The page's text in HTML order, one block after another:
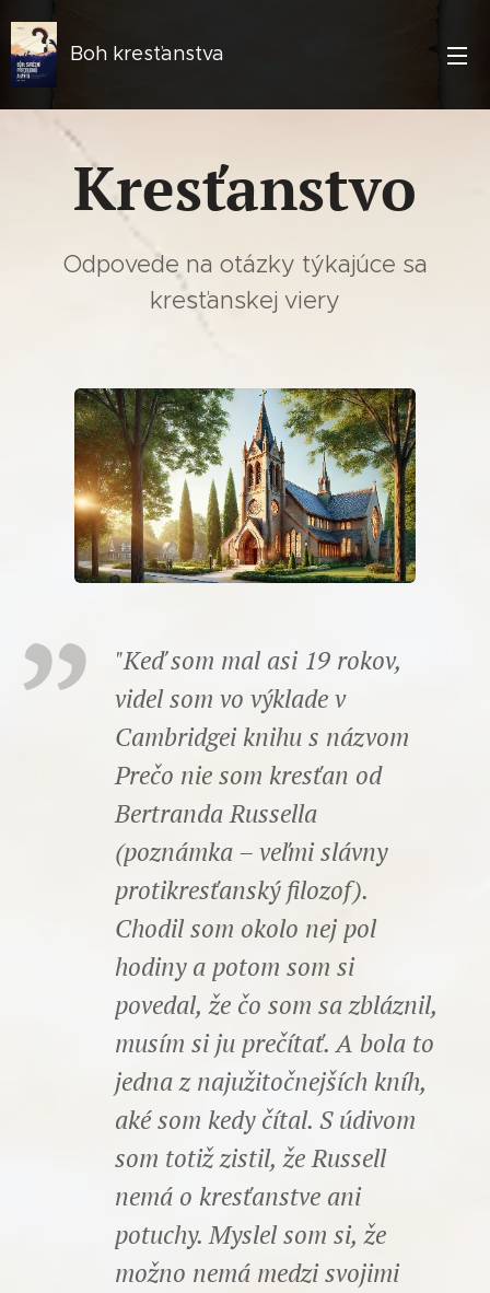
Boh kresťanstva
Kresťanstvo
Odpovede na otázky týkajúce sa
kresťanskej viery
"Keď som mal asi 19 rokov,
videl som vo výklade v
Cambridgei knihu s názvom
Prečo nie som kresťan od
Bertranda Russella
(poznámka – veľmi slávny
protikresťanský filozof).
Chodil som okolo nej pol
hodiny a potom som si
povedal, že čo som sa zbláznil,
musím si ju prečítať. A bola to
jedna z najužitočnejších kníh,
aké som kedy čítal. S údivom
som totiž zistil, že Russell
nemá o kresťanstve ani
potuchy. Myslel som si, že
možno nemá medzi svojimi